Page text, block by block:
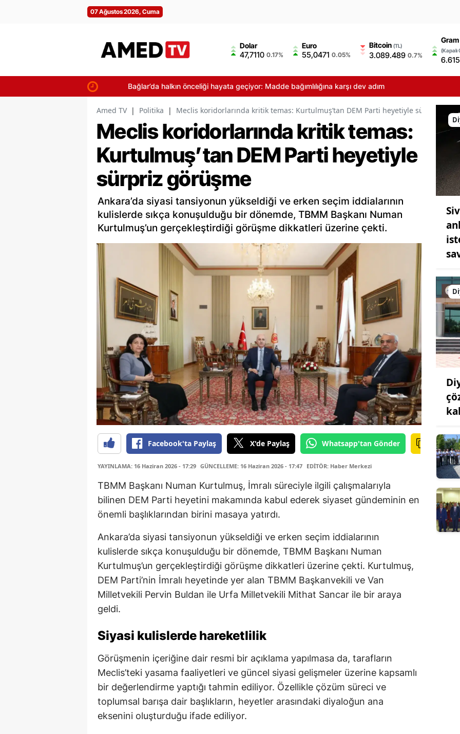
07 Ağustos 2026, Cuma
Dolar
47,7110 0.17%
Euro
55,0471 0.05%
Bitcoin (TL)
3.089.489 0.7%
Gram
(Kapalı
Bağlar’da halkın önceliği hayata geçiyor: Madde bağımlılığına karşı dev adım
Amed TV | Politika | Meclis koridorlarında kritik temas: Kurtulmuş’tan DEM Parti heyetiyle sürpriz
Meclis koridorlarında kritik temas:
Kurtulmuş’tan DEM Parti heyetiyle
sürpriz görüşme
Ankara’da siyasi tansiyonun yükseldiği ve erken seçim iddialarının
kulislerde sıkça konuşulduğu bir dönemde, TBMM Başkanı Numan
Kurtulmuş’un gerçekleştirdiği görüşme dikkatleri üzerine çekti.
Facebook'ta Paylaş X'de Paylaş Whatsapp'tan Gönder
YAYINLAMA: 16 Haziran 2026 - 17:29 GÜNCELLEME: 16 Haziran 2026 - 17:47 EDİTÖR: Haber Merkezi
TBMM Başkanı Numan Kurtulmuş, İmralı süreciyle ilgili çalışmalarıyla
bilinen DEM Parti heyetini makamında kabul ederek siyaset gündeminin en
önemli başlıklarından birini masaya yatırdı.
Ankara’da siyasi tansiyonun yükseldiği ve erken seçim iddialarının
kulislerde sıkça konuşulduğu bir dönemde, TBMM Başkanı Numan
Kurtulmuş’un gerçekleştirdiği görüşme dikkatleri üzerine çekti. Kurtulmuş,
DEM Parti’nin İmralı heyetinde yer alan TBMM Başkanvekili ve Van
Milletvekili Pervin Buldan ile Urfa Milletvekili Mithat Sancar ile bir araya
geldi.
Siyasi kulislerde hareketlilik
Görüşmenin içeriğine dair resmi bir açıklama yapılmasa da, tarafların
Meclis’teki yasama faaliyetleri ve güncel siyasi gelişmeler üzerine kapsamlı
bir değerlendirme yaptığı tahmin ediliyor. Özellikle çözüm süreci ve
toplumsal barışa dair başlıkların, heyetler arasındaki diyaloğun ana
eksenini oluşturduğu ifade ediliyor.